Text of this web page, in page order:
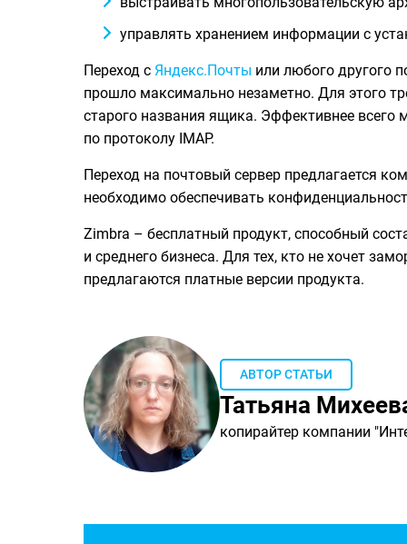
управлять хранением информации с
Переход с Яндекс.Почты или любого другого
прошло максимально незаметно. Для этого
старого названия ящика. Эффективнее
по протоколу IMAP.
Переход на почтовый сервер предлагается
необходимо обеспечивать
Zimbra – бесплатный продукт, способный
и среднего бизнеса. Для тех, кто не хочет
предлагаются платные версии продукта.
АВТОР СТАТЬИ
Татьяна
копирайтер компании